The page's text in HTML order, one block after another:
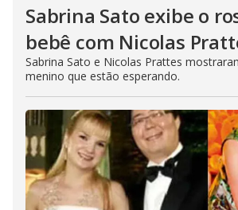
Sabrina Sato exibe o
bebê com Nicolas
Sabrina Sato e Nicolas Prattes
menino que estão esperando.